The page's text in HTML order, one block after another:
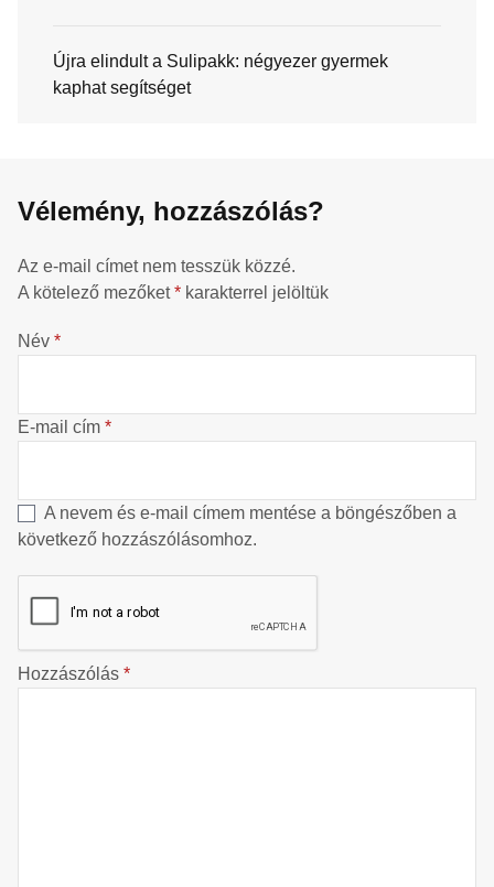
Újra elindult a Sulipakk: négyezer gyermek
kaphat segítséget
Vélemény, hozzászólás?
Az e-mail címet nem tesszük közzé.
A kötelező mezőket* karakterrel jelöltük
Név *
E-mail cím *
A nevem és e-mail címem mentése a böngészőben a
következő hozzászólásomhoz.
Hozzászólás *